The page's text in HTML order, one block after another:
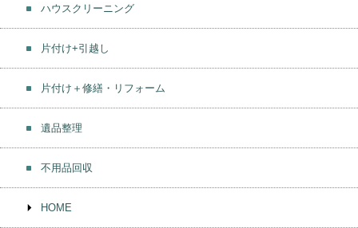
ハウスクリーニング
片付け+引越し
片付け＋修繕・リフォーム
遺品整理
不用品回収
HOME